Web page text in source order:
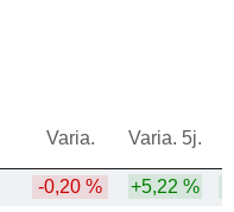
Varia. Varia. 5j.
-0,20 % +5,22 %